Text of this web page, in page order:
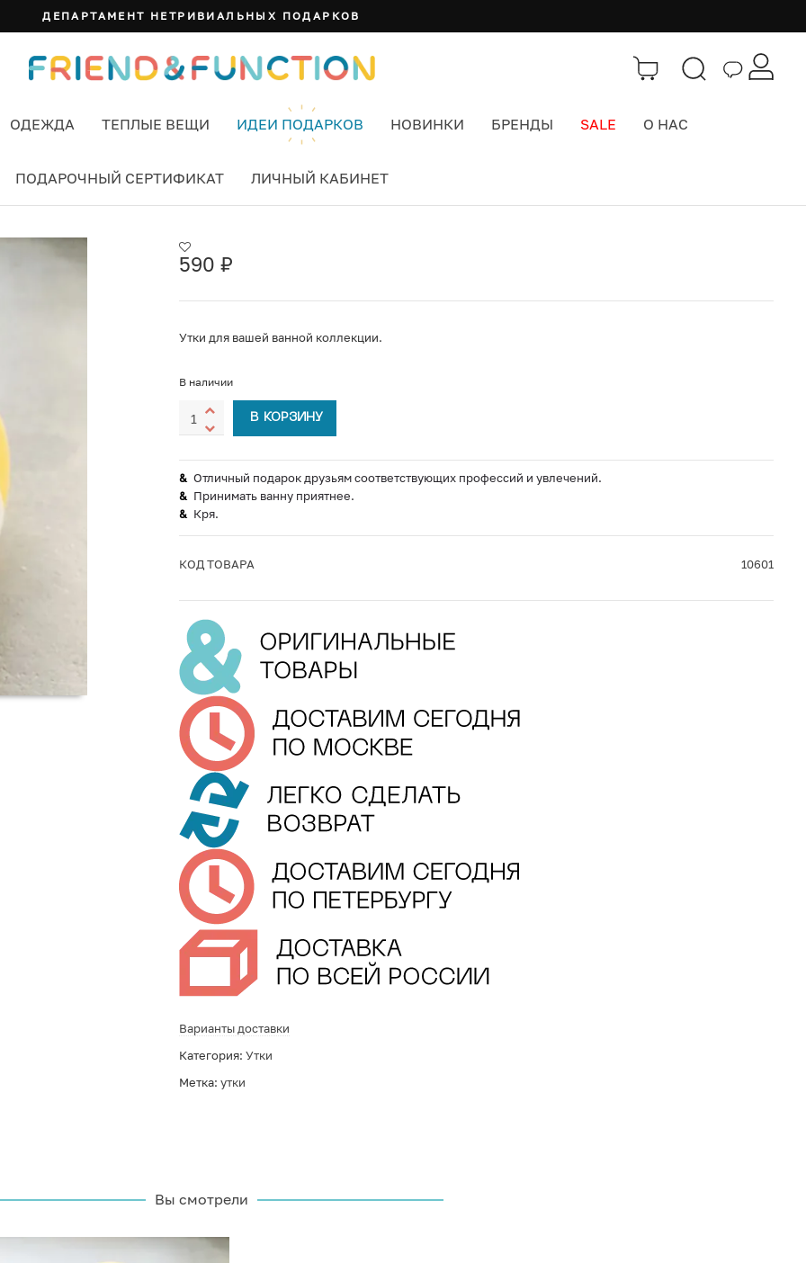
ДЕПАРТАМЕНТ НЕТРИВИАЛЬНЫХ ПОДАРКОВ
ОДЕЖДА ТЕПЛЫЕ ВЕЩИ ИДЕИ ПОДАРКОВ НОВИНКИ БРЕНДЫ SALE О НАС
ПОДАРОЧНЫЙ СЕРТИФИКАТ ЛИЧНЫЙ КАБИНЕТ
590 ₽
Утки для вашей ванной коллекции.
В наличии
В КОРЗИНУ
Отличный подарок друзьям соответствующих профессий и увлечений.
Принимать ванну приятнее.
Кря.
КОД ТОВАРА 10601
Варианты доставки
Категория: Утки
Метка: утки
Вы смотрели